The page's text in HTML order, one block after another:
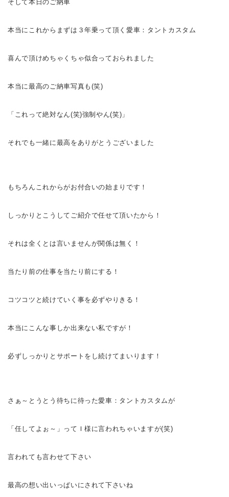
そして本日のご納車
本当にこれからまずは３年乗って頂く愛車：タントカスタム
喜んで頂けめちゃくちゃ似合っておられました
本当に最高のご納車写真も(笑)
「これって絶対なん(笑)強制やん(笑)」
それでも一緒に最高をありがとうございました
もちろんこれからがお付合いの始まりです！
しっかりとこうしてご紹介で任せて頂いたから！
それは全くとは言いませんが関係は無く！
当たり前の仕事を当たり前にする！
コツコツと続けていく事を必ずやりきる！
本当にこんな事しか出来ない私ですが！
必ずしっかりとサポートをし続けてまいります！
さぁ～ とうとう待ちに待った愛車：タントカスタムが
「任してよぉ～ 」ってＩ様に言われちゃいますが(笑)
言われても言わせて下さい
最高の想い出いっぱいにされて下さいね